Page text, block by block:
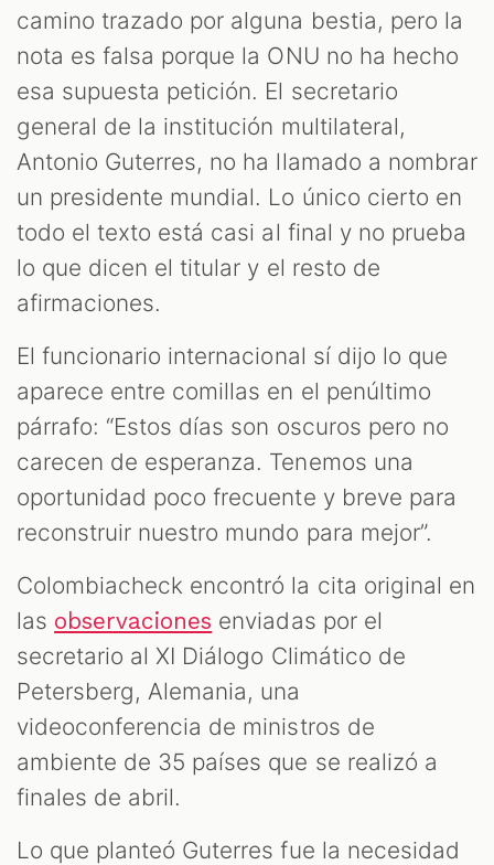
camino trazado por alguna bestia, pero la
nota es falsa porque la ONU no ha hecho
esa supuesta petición. El secretario
general de la institución multilateral,
Antonio Guterres, no ha llamado a nombrar
un presidente mundial. Lo único cierto en
todo el texto está casi al final y no prueba
lo que dicen el titular y el resto de
afirmaciones.
El funcionario internacional sí dijo lo que
aparece entre comillas en el penúltimo
párrafo: “Estos días son oscuros pero no
carecen de esperanza. Tenemos una
oportunidad poco frecuente y breve para
reconstruir nuestro mundo para mejor”.
Colombiacheck encontró la cita original en
las observaciones enviadas por el
secretario al XI Diálogo Climático de
Petersberg, Alemania, una
videoconferencia de ministros de
ambiente de 35 países que se realizó a
finales de abril.
Lo que planteó Guterres fue la necesidad